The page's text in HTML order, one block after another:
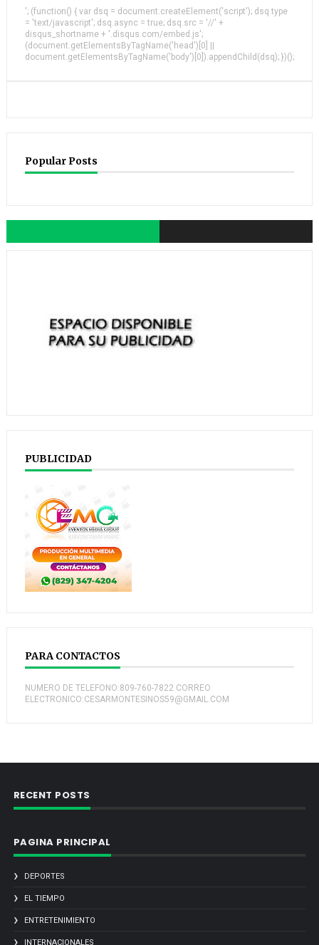
'; (function() { var dsq = document.createElement('script'); dsq.type
= 'text/javascript'; dsq.async = true; dsq.src = '//' +
disqus_shortname + '.disqus.com/embed.js';
(document.getElementsByTagName('head')[0] ||
document.getElementsByTagName('body')[0]).appendChild(dsq); })();
Popular Posts
PUBLICIDAD
PARA CONTACTOS
NUMERO DE TELEFONO:809-760-7822 CORREO
ELECTRONICO:CESARMONTESINOS59@GMAIL.COM
RECENT POSTS
PAGINA PRINCIPAL
DEPORTES
EL TIEMPO
ENTRETENIMIENTO
INTERNACIONALES